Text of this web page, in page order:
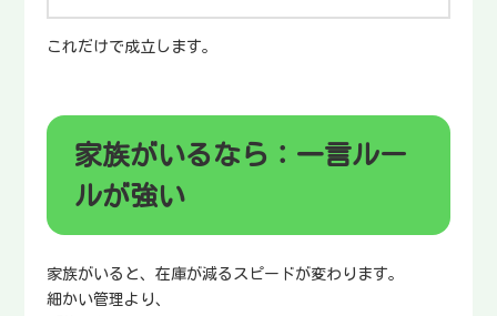
これだけで成立します。
家族がいるなら：一言ルー
ルが強い
家族がいると、在庫が減るスピードが変わります。
細かい管理より、